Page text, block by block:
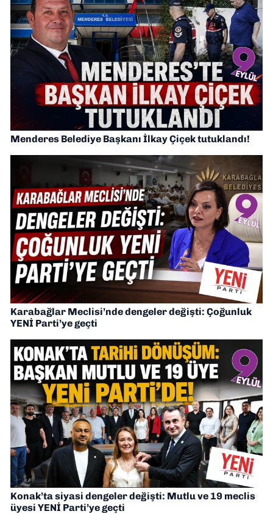
Menderes Belediye Başkanı İlkay Çiçek tutuklandı!
Karabağlar Meclisi’nde dengeler değişti: Çoğunluk
YENİ Parti’ye geçti
Konak’ta siyasi dengeler değişti: Mutlu ve 19 meclis
üyesi YENİ Parti’ye geçti